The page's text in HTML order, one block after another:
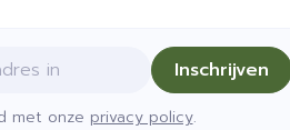
Inschrijven
met onze privacy policy.